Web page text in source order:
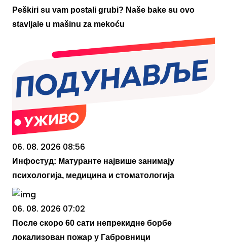
Peškiri su vam postali grubi? Naše bake su ovo
stavljale u mašinu za mekoću
06. 08. 2026 08:56
Инфостуд: Матуранте највише занимају
психологија, медицина и стоматологија
06. 08. 2026 07:02
После скоро 60 сати непрекидне борбе
локализован пожар у Габровници